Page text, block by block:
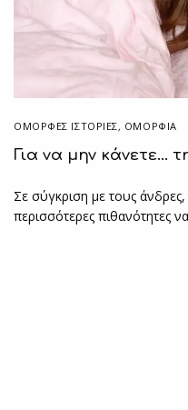
ΌΜΟΡΦΕΣ ΙΣΤΟΡΊΕΣ, ΟΜΟΡΦΙΑ
Για να μην κάνετε…
Σε σύγκριση με τους
περισσότερες πιθανότητες